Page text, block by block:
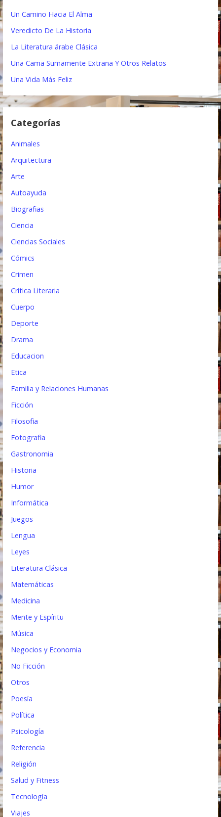
n
d
e
a
a
Un Camino Hacia El Alma
Veredicto De La Historia
La Literatura árabe Clásica
Una Cama Sumamente Extrana Y Otros Relatos
Una Vida Más Feliz
Categorías
Animales
Arquitectura
Arte
Autoayuda
Biografias
Ciencia
Ciencias Sociales
Cómics
Crimen
Crítica Literaria
Cuerpo
Deporte
Drama
Educacion
Etica
Familia y Relaciones Humanas
Ficción
Filosofia
Fotografia
Gastronomia
Historia
Humor
Informática
Juegos
Lengua
Leyes
Literatura Clásica
Matemáticas
Medicina
Mente y Espíritu
Música
Negocios y Economia
No Ficción
Otros
Poesía
Política
Psicología
Referencia
Religión
Salud y Fitness
Tecnología
Viajes